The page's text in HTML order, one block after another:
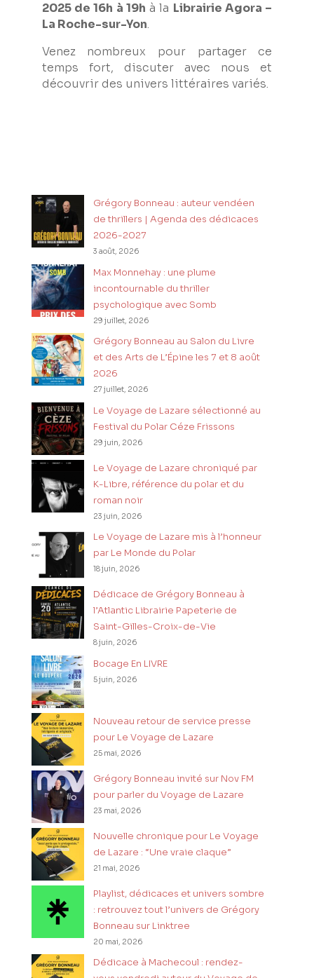
2025 de 16h à 19h à la Librairie Agora –
La Roche-sur-Yon.
Venez nombreux pour partager ce
temps fort, discuter avec nous et
découvrir des univers littéraires variés.
Grégory Bonneau : auteur vendéen
de thrillers | Agenda des dédicaces
2026-2027
3 août, 2026
Max Monnehay : une plume
incontournable du thriller
psychologique avec Somb
29 juillet, 2026
Grégory Bonneau au Salon du Livre
et des Arts de L’Épine les 7 et 8 août
2026
27 juillet, 2026
Le Voyage de Lazare sélectionné au
Festival du Polar Céze Frissons
29 juin, 2026
Le Voyage de Lazare chroniqué par
K-Libre, référence du polar et du
roman noir
23 juin, 2026
Le Voyage de Lazare mis à l’honneur
par Le Monde du Polar
18 juin, 2026
Dédicace de Grégory Bonneau à
l’Atlantic Librairie Papeterie de
Saint-Gilles-Croix-de-Vie
8 juin, 2026
Bocage En LIVRE
5 juin, 2026
Nouveau retour de service presse
pour Le Voyage de Lazare
25 mai, 2026
Grégory Bonneau invité sur Nov FM
pour parler du Voyage de Lazare
23 mai, 2026
Nouvelle chronique pour Le Voyage
de Lazare : “Une vraie claque”
21 mai, 2026
Playlist, dédicaces et univers sombre
: retrouvez tout l’univers de Grégory
Bonneau sur Linktree
20 mai, 2026
Dédicace à Machecoul : rendez-